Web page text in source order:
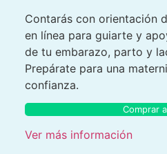
Contarás con orientación
en línea para guiarte y
de tu embarazo, parto y
Prepárate para una
confianza.
Comprar
Ver más información